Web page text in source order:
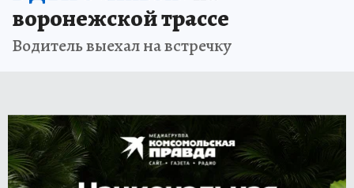
воронежской трассе
Водитель выехал на встречку